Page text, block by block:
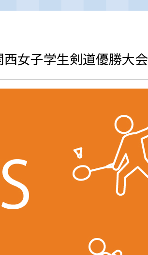
女子学生剣道優勝大会